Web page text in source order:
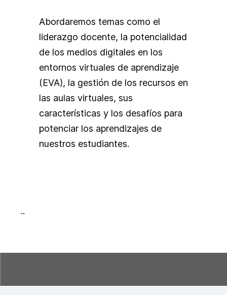
Abordaremos temas como el
liderazgo docente, la potencialidad
de los medios digitales en los
entornos virtuales de aprendizaje
(EVA), la gestión de los recursos en
las aulas virtuales, sus
características y los desafíos para
potenciar los aprendizajes de
nuestros estudiantes.
..